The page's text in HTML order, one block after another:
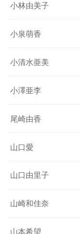
小林由美子
小泉萌香
小清水亜美
小澤亜李
尾崎由香
山口愛
山口由里子
山崎和佳奈
山本希望